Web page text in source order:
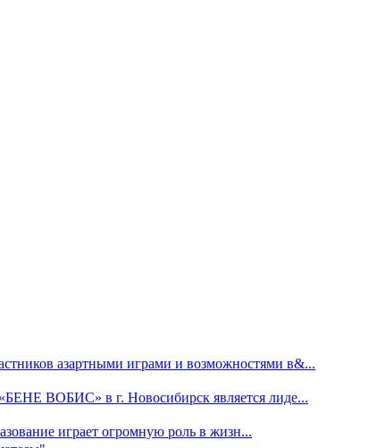
азартными играми и возможностями в&...
ВОБИС» в г. Новосибирск является лиде...
играет огромную роль в жизн...